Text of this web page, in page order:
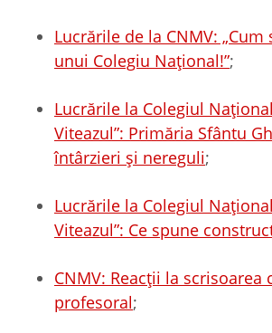
Lucrările de la CNMV:
unui Colegiu Național!”;
Lucrările la Colegiul
Viteazul”: Primăria Sfântu
întârzieri și nereguli;
Lucrările la Colegiul
Viteazul”: Ce spune
CNMV: Reacții la scrisoarea
profesoral;